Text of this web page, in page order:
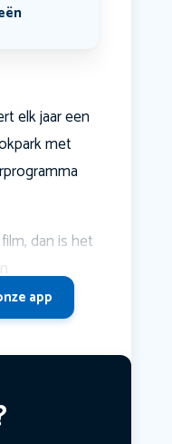
elk jaar een
met
dan is het
app